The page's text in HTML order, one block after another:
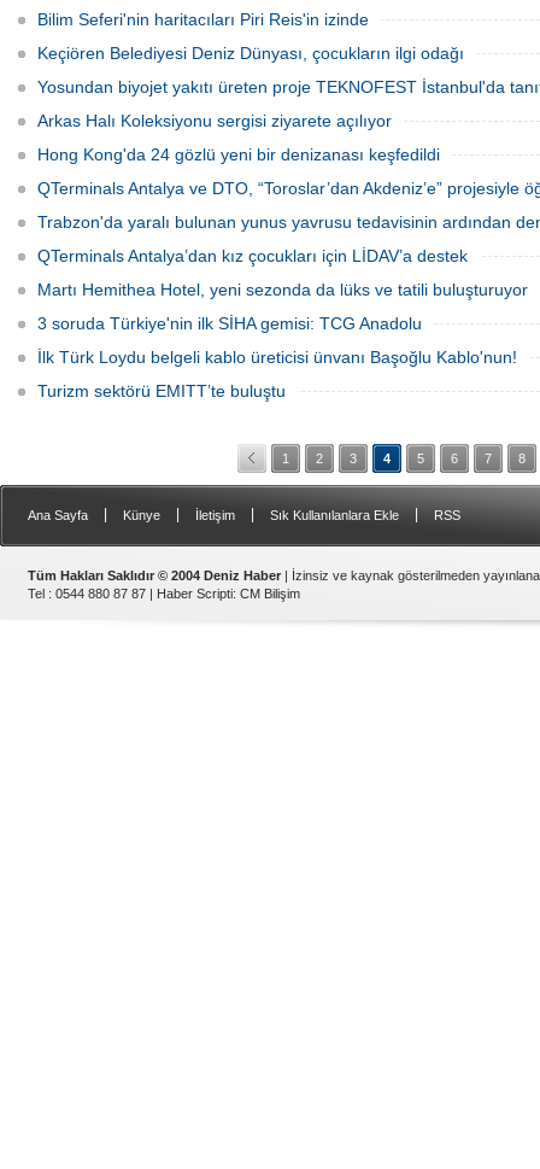
Bilim Seferi'nin haritacıları Piri Reis'in izinde
Keçiören Belediyesi Deniz Dünyası, çocukların ilgi odağı
Yosundan biyojet yakıtı üreten proje TEKNOFEST İstanbul'da
Arkas Halı Koleksiyonu sergisi ziyarete açılıyor
Hong Kong'da 24 gözlü yeni bir denizanası keşfedildi
QTerminals Antalya ve DTO, “Toroslar’dan Akdeniz’e” projesiyle
Trabzon'da yaralı bulunan yunus yavrusu tedavisinin ardından
QTerminals Antalya’dan kız çocukları için LİDAV’a destek
Martı Hemithea Hotel, yeni sezonda da lüks ve tatili buluşturuyor
3 soruda Türkiye'nin ilk SİHA gemisi: TCG Anadolu
İlk Türk Loydu belgeli kablo üreticisi ünvanı Başoğlu Kablo'nun!
Turizm sektörü EMITT’te buluştu
1 2 3 4 5 6 7 8
Ana Sayfa Künye İletişim Sık Kullanılanlara Ekle RSS
Tüm Hakları Saklıdır © 2004 Deniz Haber | İzinsiz ve kaynak gösterilmeden
Tel : 0544 880 87 87 | Haber Scripti: CM Bilişim